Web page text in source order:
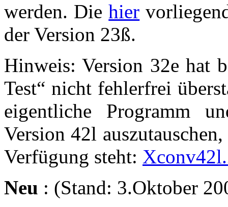
werden. Diehier
der Version 23ß.
Hinweis: Version 32e hat
Test“ nicht fehlerfrei
eigentliche Programm
Version 42l
Verfügung steht:
Neu : (Stand: 3.Oktober